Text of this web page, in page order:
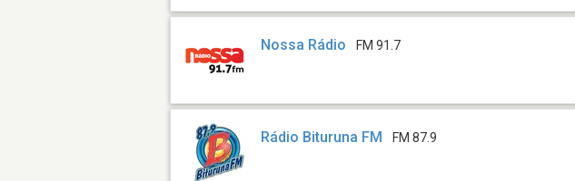
Nossa Rádio FM 91.7
Rádio Bituruna FM FM 87.9